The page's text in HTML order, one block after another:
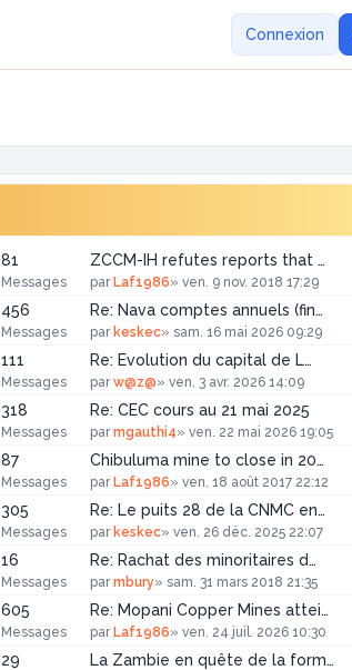
Connexion
81
Messages
ZCCM-IH refutes reports that …
par Laf1986» ven. 9 nov. 2018 17:29
456
Messages
Re: Nava comptes annuels (fin…
par keskec» sam. 16 mai 2026 09:29
111
Messages
Re: Evolution du capital de L…
parw@z@» ven. 3 avr. 2026 14:09
318
Messages
Re: CEC cours au 21 mai 2025
parmgauthi4» ven. 22 mai 2026 19:05
87
Messages
Chibuluma mine to close in 20…
par Laf1986» ven. 18 août 2017 22:12
305
Messages
Re: Le puits 28 de la CNMC en…
par keskec» ven. 26 déc. 2025 22:07
16
Messages
Re: Rachat des minoritaires d…
parmbury» sam. 31 mars 2018 21:35
605
Messages
Re: Mopani Copper Mines attei…
par Laf1986» ven. 24 juil. 2026 10:30
29 La Zambie en quête de la form…